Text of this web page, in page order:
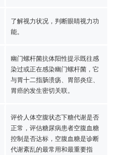
了解视力状况，判断眼睛视力功
能。
幽门螺杆菌抗体阳性提示既往感
染过或正在感染幽门螺杆菌，它
与胃十二指肠溃疡、胃部炎症、
胃癌的发生密切关联。
评价人体空腹状态下糖代谢是否
正常，评估糖尿病患者空腹血糖
控制是否达标，空腹血糖是诊断
代谢紊乱的最常用和最重要指